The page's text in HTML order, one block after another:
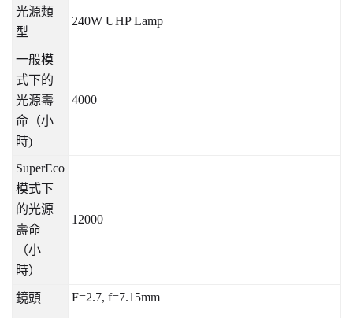
光源類
型
240W UHP Lamp
一般模
式下的
光源壽
命（小
時)
4000
SuperEco
模式下
的光源
壽命
（小
時）
12000
鏡頭 F=2.7, f=7.15mm